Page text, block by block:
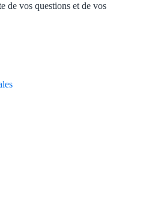
de vos questions et de vos